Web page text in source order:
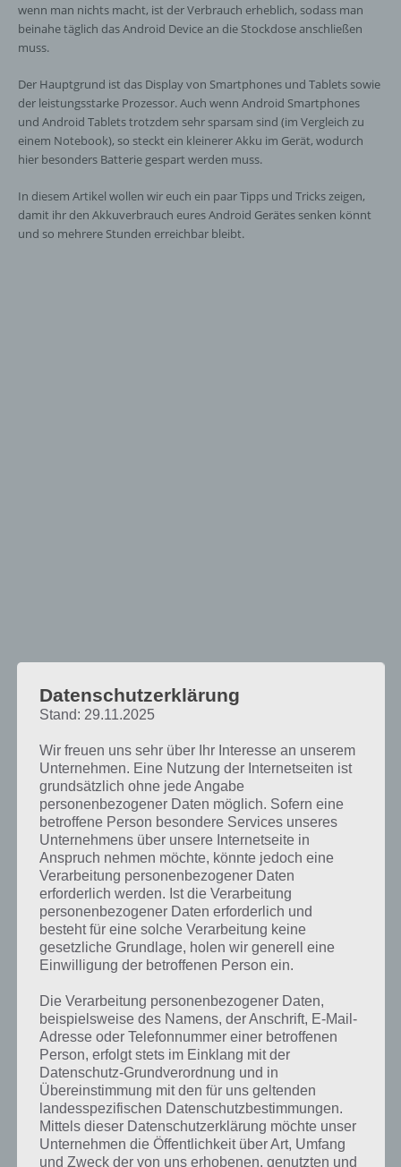
wenn man nichts macht, ist der Verbrauch erheblich, sodass man
beinahe täglich das Android Device an die Stockdose anschließen
muss.
Der Hauptgrund ist das Display von Smartphones und Tablets sowie
der leistungsstarke Prozessor. Auch wenn Android Smartphones
und Android Tablets trotzdem sehr sparsam sind (im Vergleich zu
einem Notebook), so steckt ein kleinerer Akku im Gerät, wodurch
hier besonders Batterie gespart werden muss.
In diesem Artikel wollen wir euch ein paar Tipps und Tricks zeigen,
damit ihr den Akkuverbrauch eures Android Gerätes senken könnt
und so mehrere Stunden erreichbar bleibt.
Welche App saugt am meisten Strom? So
Welche App “verbrät” den Strom bzw. welche Hardware? Ab Android
4 wird einem dies sehr übersichtlich angezeigt. In Android 2 konnten
wir diese Funktion noch nicht ausfindig machen. Wer also weiß, ob
man irgendwo einsehen kann, wer die Batterie rannimmt, melde sich
bitte in den Kommentaren.
Bei Android 4 geht man dazu einfach in die Einstellungen und dann
auf “Akku”. Dort wird einem nun angezeigt, wer zu welchem Anteil
am Akkuverbrauch zuständig ist. In meinem Falle wird zu 66 Prozent
der Bildschirm angegeben, WLAN 20 Prozent, Ruhezustand 5
Prozent, Android OS 4 Prozent und danach folgen erst meine Apps,
Akkuverbrauch senken #1: Die
Displayhelligkeit senken
Wie gesehen ist das Display für den größten Teil des Akkuverbrauch
zuständig. Hier kann also sehr viel Batterie gespart werden. Als Tipp
sei gesagt, den Bildschirm automatisch auszumachen, wenn man
dieses für mehrere Sekunden nicht bedient. Als Empfehlung sei 30
Datenschutzerklärung
Stand: 29.11.2025
Wir freuen uns sehr über Ihr Interesse an unserem
Unternehmen. Eine Nutzung der Internetseiten ist
grundsätzlich ohne jede Angabe
personenbezogener Daten möglich. Sofern eine
betroffene Person besondere Services unseres
Unternehmens über unsere Internetseite in
Anspruch nehmen möchte, könnte jedoch eine
Verarbeitung personenbezogener Daten
erforderlich werden. Ist die Verarbeitung
personenbezogener Daten erforderlich und
besteht für eine solche Verarbeitung keine
gesetzliche Grundlage, holen wir generell eine
Einwilligung der betroffenen Person ein.
Die Verarbeitung personenbezogener Daten,
beispielsweise des Namens, der Anschrift, E-Mail-
Adresse oder Telefonnummer einer betroffenen
Person, erfolgt stets im Einklang mit der
Datenschutz-Grundverordnung und in
Übereinstimmung mit den für uns geltenden
landesspezifischen Datenschutzbestimmungen.
Mittels dieser Datenschutzerklärung möchte unser
Unternehmen die Öffentlichkeit über Art, Umfang
und Zweck der von uns erhobenen, genutzten und